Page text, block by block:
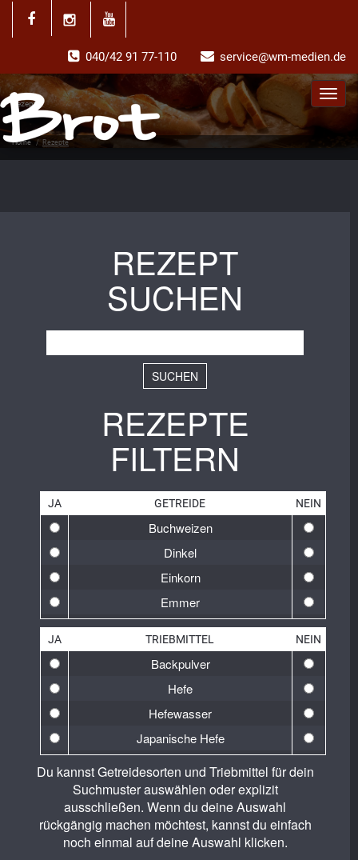
040/42 91 77-110 service@wm-medien.de
Rezepte
Home / Rezepte
REZEPT
SUCHEN
SUCHEN
REZEPTE
FILTERN
JA GETREIDE NEIN
Buchweizen
Dinkel
Einkorn
Emmer
Gelbweizen
Gerste
Glutenfrei
Hartweizen
Khorasan (Kamut)
Lichtkornroggen
Lupinen
Mais
JA TRIEBMITTEL NEIN
Backpulver
Hefe
Hefewasser
Japanische Hefe
Lievito Madre
Natron
Sauerteig
Wasserkefir
Du kannst Getreidesorten und Triebmittel für dein
Suchmuster auswählen oder explizit
ausschließen. Wenn du deine Auswahl
rückgängig machen möchtest, kannst du einfach
noch einmal auf deine Auswahl klicken.